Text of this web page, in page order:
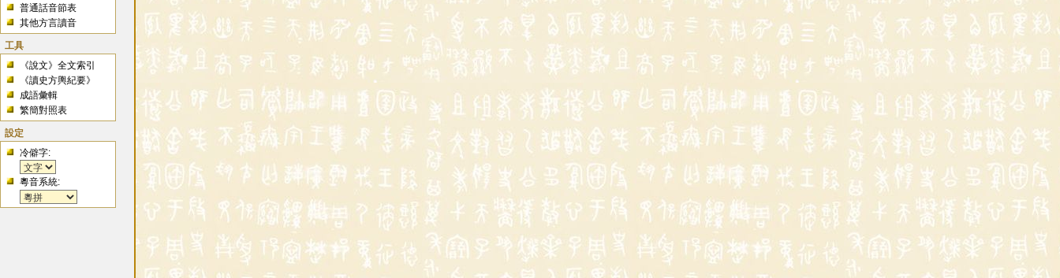
普通話音節表
其他方言讀音
工具
《說文》全文索引
《讀史方輿紀要》
成語彙輯
繁簡對照表
設定
冷僻字:
粵音系統: